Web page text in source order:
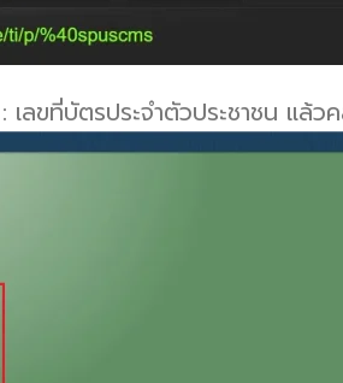
ลขที่บัตรประจำตัวประชาชน แล้วค